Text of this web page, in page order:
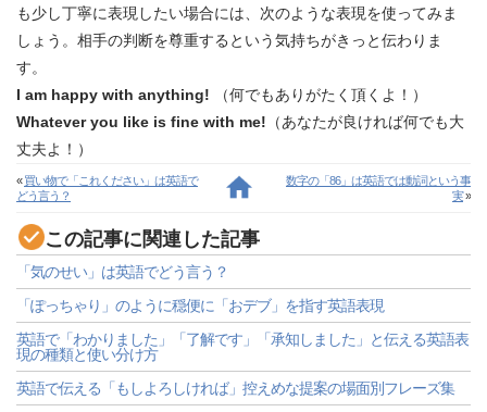
も少し丁寧に表現したい場合には、次のような表現を使ってみま
しょう。相手の判断を尊重するという気持ちがきっと伝わりま
す。
I am happy with anything!
（何でもありがたく頂くよ！）
Whatever you like is fine with me! （あなたが良ければ何でも大
丈夫よ！）
«買い物で「これください」は英語で
どう言う？
数字の「86」は英語では動詞という事
実»
この記事に関連した記事
「気のせい」は英語でどう言う？
「ぽっちゃり」のように穏便に「おデブ」を指す英語表現
英語で「わかりました」「了解です」「承知しました」と伝える英語表
現の種類と使い分け方
英語で伝える「もしよろしければ」控えめな提案の場面別フレーズ集